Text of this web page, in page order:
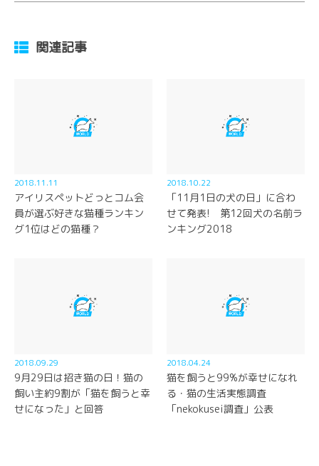
関連記事
2018.11.11
アイリスペットどっとコム会
員が選ぶ好きな猫種ランキン
グ1位はどの猫種？
2018.10.22
「11月1日の犬の日」に合わ
せて発表! 第12回犬の名前ラ
ンキング2018
2018.09.29
9月29日は招き猫の日！猫の
飼い主約9割が「猫を飼うと幸
せになった」と回答
2018.04.24
猫を飼うと99%が幸せになれ
る・猫の生活実態調査
「nekokusei調査」公表